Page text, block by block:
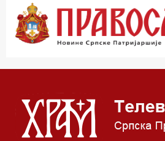
00.03 Црквена предавања и
01.03 Живе речи - подкаст